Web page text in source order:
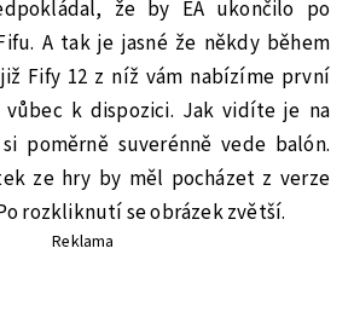
že by EA ukončilo po
A tak je jasné že někdy během
Fify 12 z níž vám nabízíme první
k dispozici. Jak vidíte je na
poměrně suverénně vede balón.
ze hry by měl pocházet z verze
rozkliknutí se obrázek zvětší.
Reklama